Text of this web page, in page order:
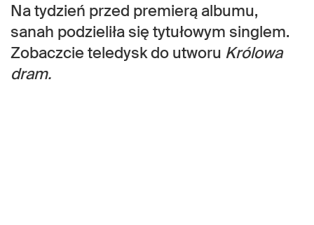
Na tydzień przed premierą albumu,
sanah podzieliła się tytułowym singlem.
Zobaczcie teledysk do utworu Królowa
dram.